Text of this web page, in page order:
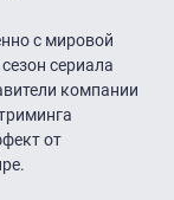
с мировой
сериала
компании
от